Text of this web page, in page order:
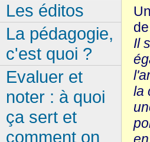
Il
la
Les éditos
La pédagogie,
c'est quoi ?
Evaluer et
noter : à quoi
ça sert et
comment on